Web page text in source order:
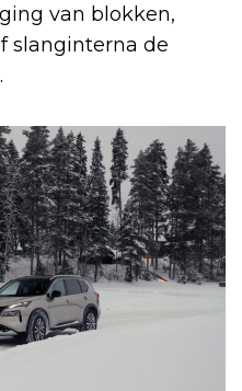
van blokken,
slanginterna de